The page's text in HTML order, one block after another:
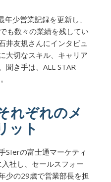
少営業記録を更新し、
も数々の業績を残してい
井友規さんにインタビュ
大切なスキル、キャリア
聞き手は、ALL STAR
れぞれのメ
ット
SIerの富士通マーケティ
社し、セールスフォー
少の29歳で営業部長を担